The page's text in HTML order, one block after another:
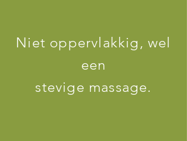
Niet oppervlakkig, wel
een
stevige massage.